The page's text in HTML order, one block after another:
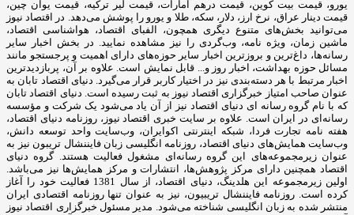
یورو، قیمت بیت کوین، قیمت درهم امارات، قیمت لیر ترکیه، قیمت یوان چین،
قیمت دینار عراق، نرخ ارز، دلار، سکه، طلا و یورو را پوشش می‌دهد. در اقتصاد نیوز
می‌توانید بخش‌های متنوع دیگری همچون، الفبای اقتصاد، هواشناسی اقتصاد،
ماشین زمان، ویژه نامه، وب‌گردی را نیز مشاهده نمایید. در بخش اخبار سایر
رسانه‌ها، داغ‌ترین و بروزترین اخبار سایر حوزه‌های دارای اهمیت و پرجستجو مانند
مسائل حوزه بهداشت، اخبار روز و... قابل نمایش است. علاوه بر آن، پربازدیدترین
اخبار مرتبط با هر دسته‌بندی نیز در اختیار کاربر قرار می‌گیرد. دنیای اقتصاد تابان به
عنوان صاحب امتیاز خبرگزاری اقتصاد نیوز به ثبت رسیده است. دنیای اقتصاد تابان
که با نام گروه رسانه ای دنیای اقتصاد نیز از آن یاد می‌شود یک شرکت و مؤسسه
رسانه‌ای در ایران است. علاوه بر سایت خبری اقتصاد نیوز، روزنامه دنیای اقتصاد،
هفته ‌نامه تجارت فردا، شبکه اینترنتی اکوایران، وب‌سایت واحد توسعه دانش،
وب‌سایت همایش‌های دنیای اقتصاد، روزنامه انگلیسی ‌زبان فایننشال تریبون نیز به
عنوان زیرمجموعه‌های این گروه رسانه‌ای مشغول فعالیت هستند. گروه دنیای
اقتصاد همچنین دارای مرکز پژوهش‌ها، انتشارات و مرکز همایش‌ها نیز می‌باشد.
اولین زیرمجموعه این هلدینگ، دنیای اقتصاد، از سال 1381 فعالیت خود را آغاز
کرده است. روزنامه فایننشال تریبیون، نیز به عنوان تنها روزنامه اقتصادی ایران
منتشر شده به زبان انگلیسی شناخته می‌شود. مدیر مسئول خبرگزاری اقتصاد نیوز